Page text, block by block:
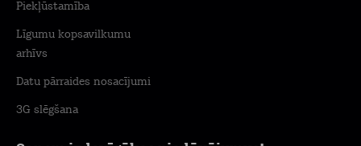
Piekļūstamība
Līgumu kopsavilkumu
arhīvs
Datu pārraides nosacījumi
3G slēgšana